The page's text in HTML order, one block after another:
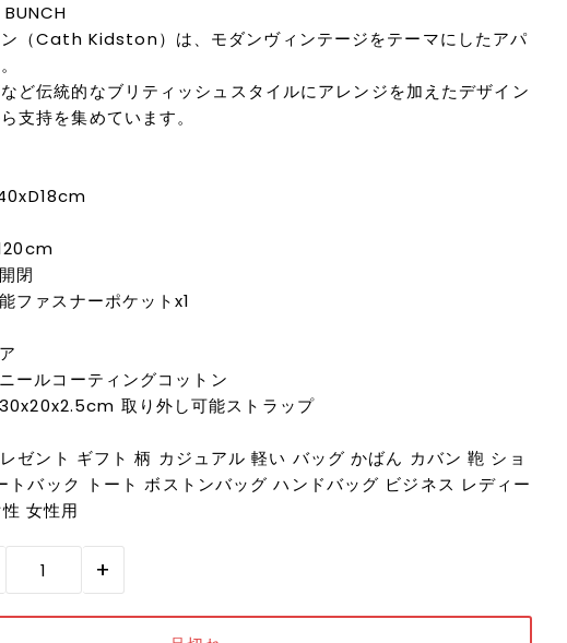
BUNCH
（Cath Kidston）は、モダンヴィンテージをテーマにしたアパ
ど伝統的なブリティッシュスタイルにアレンジを加えたデザイン
支持を集めています。
閉
ファスナーポケットx1
ールコーティングコットン
取り外し可能ストラップ
ゼント ギフト 柄 カジュアル 軽い バッグ かばん カバン 鞄 ショ
トバック トート ボストンバッグ ハンドバッグ ビジネス レディー
女性用
+